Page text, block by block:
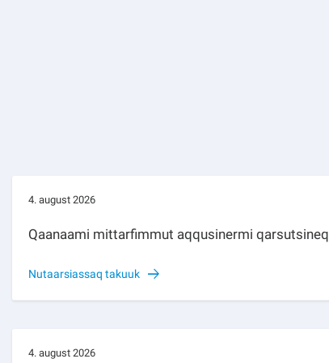
4. august 2026
Qaanaami mittarfimmut aqqusinermi qarsutsineq
Nutaarsiassaq takuuk
4. august 2026